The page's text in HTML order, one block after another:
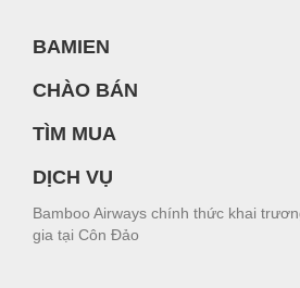
BAMIEN
CHÀO BÁN
TÌM MUA
DỊCH VỤ
Bamboo Airways chính thức khai
gia tại Côn Đảo